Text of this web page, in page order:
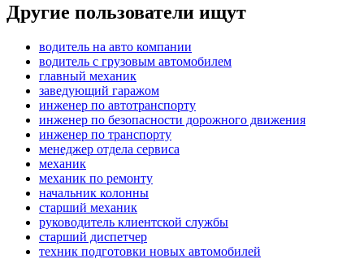
Другие пользователи ищут
водитель на авто компании
водитель с грузовым автомобилем
главный механик
заведующий гаражом
инженер по автотранспорту
инженер по безопасности дорожного движения
инженер по транспорту
менеджер отдела сервиса
механик
механик по ремонту
начальник колонны
старший механик
руководитель клиентской службы
старший диспетчер
техник подготовки новых автомобилей